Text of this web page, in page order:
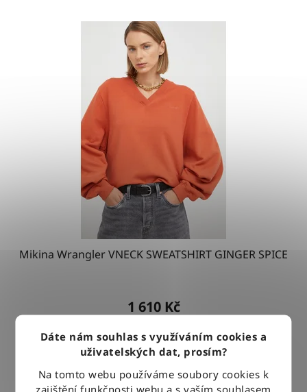
Dáte nám souhlas s využíváním cookies a
uživatelských dat, prosím?
Na tomto webu používáme soubory cookies k
zajištění funkčnosti webu a s vaším souhlasem
Mikina Wrangler VNECK SWEATSHIRT GINGER SPICE
1 610 Kč
DETAIL